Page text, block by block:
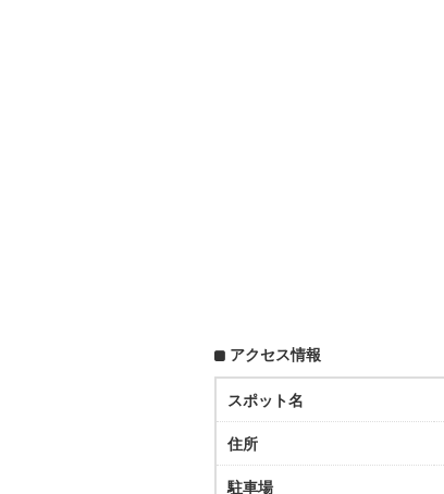
アクセス情報
スポット名
住所
駐車場